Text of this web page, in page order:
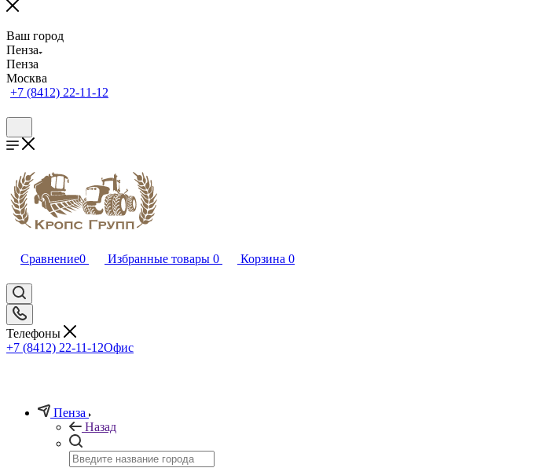
Ваш город
Пенза
Пенза
Москва
+7 (8412) 22-11-12
Сравнение0 Избранные товары 0 Корзина 0
Телефоны
+7 (8412) 22-11-12Офис
Пенза
Назад